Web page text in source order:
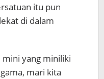
itu pun
di dalam
mini yang miniliki
mari kita